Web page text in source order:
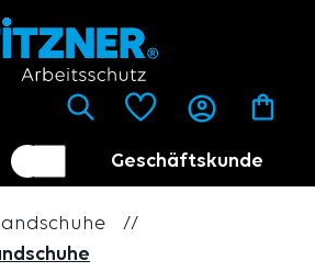
Geschäftskunde
//